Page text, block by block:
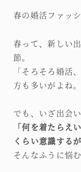
春の婚活ファッ
春って、新しい
節。
「そろそろ婚活
方も多いがよね。
でも、いざ出会
「何を着たらえ
くらい意識するが
そんなふうに悩